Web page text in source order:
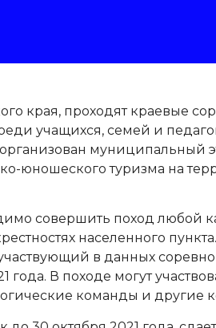
края, проходят краевые
учащихся, семей и
муниципальный
юношеского туризма на
совершить поход любой
населенного
в данных
В походе могут
команды и другие